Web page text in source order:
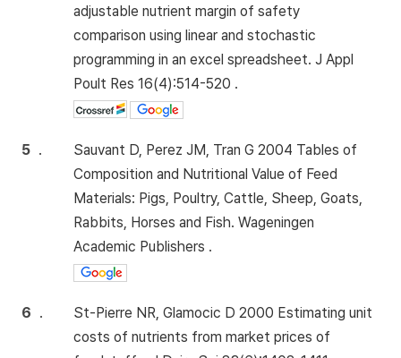
adjustable nutrient margin of safety
comparison using linear and stochastic
programming in an excel spreadsheet. J Appl
Poult Res 16(4):514-520 .
5 .
Sauvant D, Perez JM, Tran G 2004 Tables of
Composition and Nutritional Value of Feed
Materials: Pigs, Poultry, Cattle, Sheep, Goats,
Rabbits, Horses and Fish. Wageningen
Academic Publishers .
6 .
St-Pierre NR, Glamocic D 2000 Estimating unit
costs of nutrients from market prices of